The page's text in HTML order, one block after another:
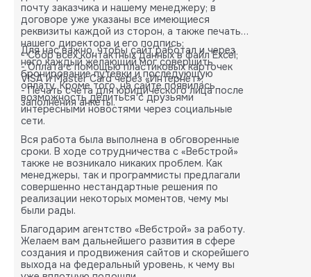
почту заказчика и нашему менеджеру; в
договоре уже указаны все имеющиеся
реквизиты каждой из сторон, а также печать
нашего директора и его подпись;
- Сбор всех контактных данных в файл Excel;
- Оплата с помощью пластиковых карточек
VISA и Master Card через «Интернет»;
- Печать счета для юридического лица после
заполнения анкеты.
Для нас важно, чтобы сайт работал и через
него каждый желающий мог совершить
бронирование путевки и последующую
оплату. Кроме того, на сайте появилась
возможность делиться с друзьями
интересными новостями через социальные
сети.
Вся работа была выполнена в обговоренные
сроки. В ходе сотрудничества с «Вебстрой»
также не возникало никаких проблем. Как
менеджеры, так и программисты предлагали
совершенно нестандартные решения по
реализации некоторых моментов, чему мы
были рады.
Благодарим агентство «Вебстрой» за работу.
Желаем вам дальнейшего развития в сфере
создания и продвижения сайтов и скорейшего
выхода на федеральный уровень, к чему вы